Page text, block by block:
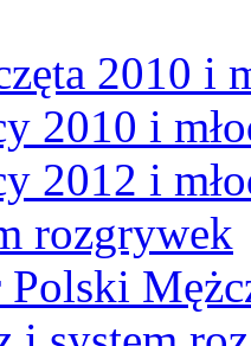
2010 i
2010 i
2012 i
rozgrywek
Polski